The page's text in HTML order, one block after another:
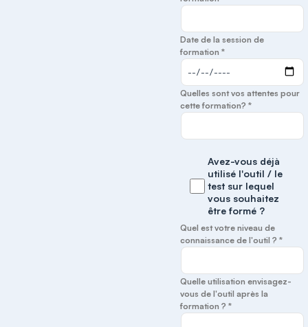
Date de la session de
formation *
Quelles sont vos attentes pour
cette formation? *
Avez-vous déjà
utilisé l'outil / le
test sur lequel
vous souhaitez
être formé ?
Quel est votre niveau de
connaissance de l'outil ? *
Quelle utilisation envisagez-
vous de l'outil après la
formation ? *